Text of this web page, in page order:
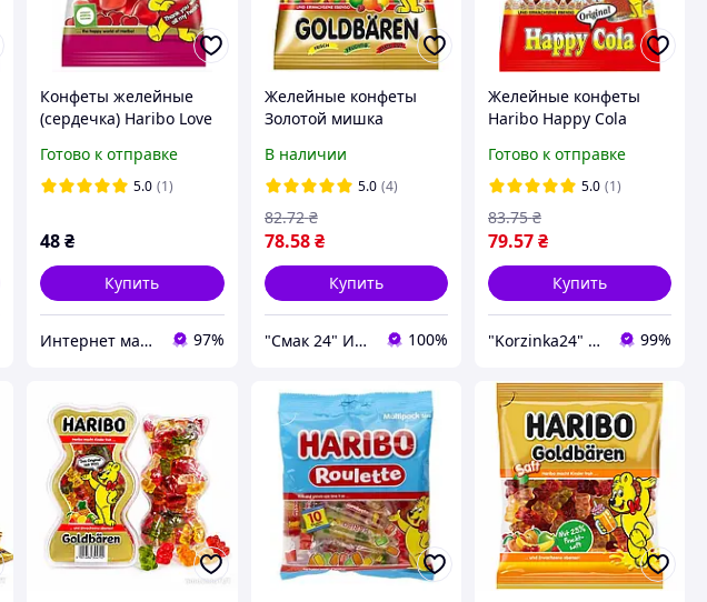
Конфеты желейные
(сердечка) Haribo Love
жевательные конфеты
Харибо
Готово к отправке
5.0 (1)
48₴
Купить
Интернет магазин «Coffee Day» 97%
Желейные конфеты
Золотой мишка
Германия 175г
В наличии
5.0 (4)
78.58 ₴
82.72 ₴
Купить
"Смак 24" Интернет-магазин 100%
Желейные конфеты
Haribo Happy Cola
Готово к отправке
5.0 (1)
79.57₴
83.75 ₴
Купить
"Korzinka24" интернет магазин 99%